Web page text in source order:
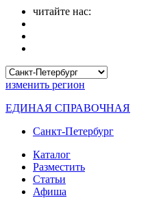
читайте нас:
изменить регион
ЕДИНАЯ СПРАВОЧНАЯ
Санкт-Петербург
Каталог
Разместить
Статьи
Афиша